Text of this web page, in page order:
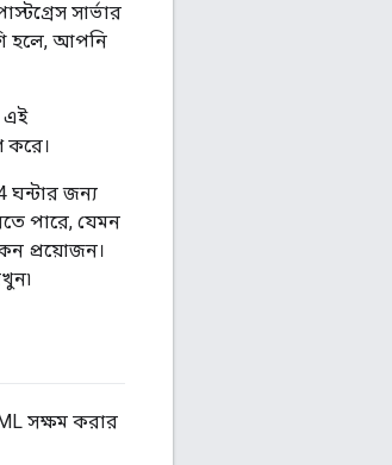
সার্ভার
হলে, আপনি
এই
করে।
ঘন্টার জন্য
পারে, যেমন
প্রয়োজন।
সক্ষম করার